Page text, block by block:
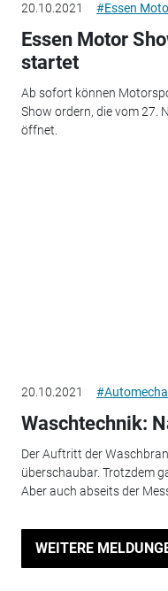
20.10.2021 #Essen
Essen Motor
startet
Ab sofort können
Show ordern, die vom 27.
öffnet.
20.10.2021
Waschtechnik:
Der Auftritt der
überschaubar. Trotzdem
Aber auch abseits der
WEITERE